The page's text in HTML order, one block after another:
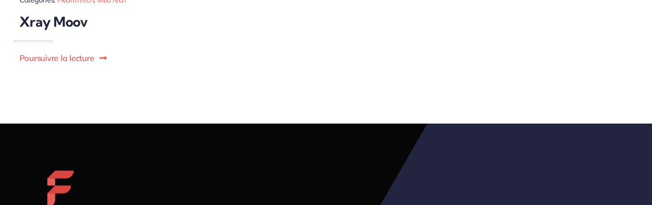
Xray Moov
Poursuivre la lecture